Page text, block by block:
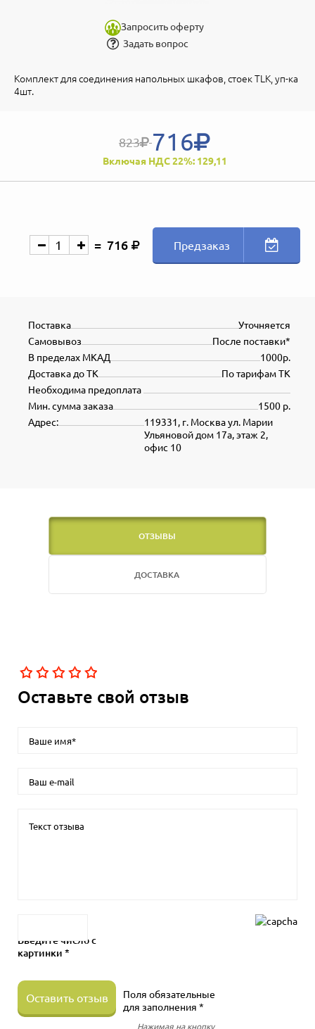
Запросить оферту
Задать вопрос
Комплект для cоединения напольных шкафов, стоек TLK, уп-ка
4шт.
823 716
Включая НДС 22%: 129,11
716 Предзаказ
Уточняется
Поставка
После поставки*
Самовывоз
1000р.
В пределах МКАД
По тарифам ТК
Доставка до ТК
Необходима предоплата
1500 р.
Мин. сумма заказа
119331, г. Москва ул. Марии
Ульяновой дом 17а, этаж 2,
офис 10
Адрес:
ОТЗЫВЫ
ДОСТАВКА
Оставьте свой отзыв
Введите число с
картинки *
Оставить отзыв
Поля обязательные
для заполнения *
Нажимая на кнопку